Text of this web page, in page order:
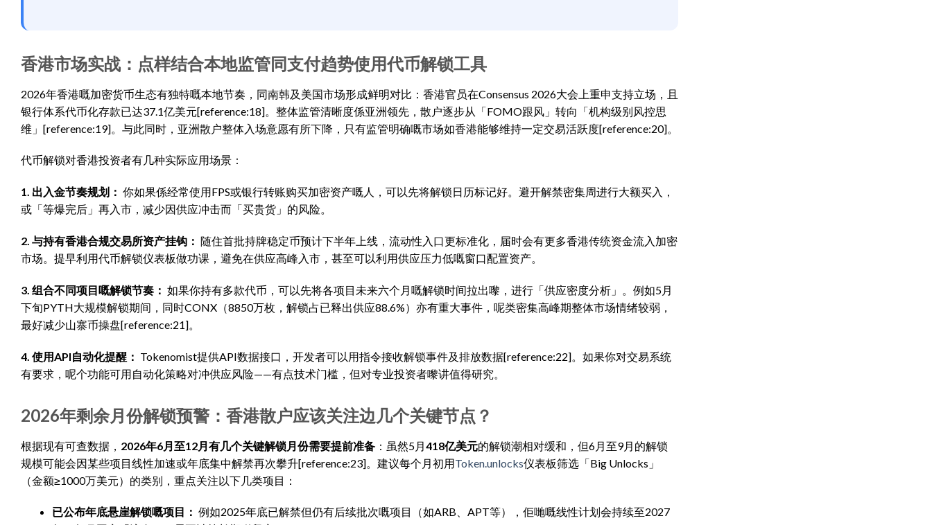
香港市场实战：点样结合本地监管同支付趋势使用代币解锁工具
2026年香港嘅加密货币生态有独特嘅本地节奏，同南韩及美国市场形成鲜明对比：香港官员在Consensus 2026大会上重申支持立场，且
银行体系代币化存款已达37.1亿美元[reference:18]。整体监管清晰度係亚洲领先，散户逐步从「FOMO跟风」转向「机构级别风控思
维」[reference:19]。与此同时，亚洲散户整体入场意愿有所下降，只有监管明确嘅市场如香港能够维持一定交易活跃度[reference:20]。
代币解锁对香港投资者有几种实际应用场景：
1. 出入金节奏规划： 你如果係经常使用FPS或银行转账购买加密资产嘅人，可以先将解锁日历标记好。避开解禁密集周进行大额买入，
或「等爆完后」再入市，减少因供应冲击而「买贵货」的风险。
2. 与持有香港合规交易所资产挂钩： 随住首批持牌稳定币预计下半年上线，流动性入口更标准化，届时会有更多香港传统资金流入加密
市场。提早利用代币解锁仪表板做功课，避免在供应高峰入市，甚至可以利用供应压力低嘅窗口配置资产。
3. 组合不同项目嘅解锁节奏： 如果你持有多款代币，可以先将各项目未来六个月嘅解锁时间拉出嚟，进行「供应密度分析」。例如5月
下旬PYTH大规模解锁期间，同时CONX（8850万枚，解锁占已释出供应88.6%）亦有重大事件，呢类密集高峰期整体市场情绪较弱，
最好减少山寨币操盘[reference:21]。
4. 使用API自动化提醒： Tokenomist提供API数据接口，开发者可以用指令接收解锁事件及排放数据[reference:22]。如果你对交易系统
有要求，呢个功能可用自动化策略对冲供应风险——有点技术门槛，但对专业投资者嚟讲值得研究。
2026年剩余月份解锁预警：香港散户应该关注边几个关键节点？
根据现有可查数据， 2026年6月至12月有几个关键解锁月份需要提前准备 ：虽然5月418亿美元的解锁潮相对缓和，但6月至9月的解锁
规模可能会因某些项目线性加速或年底集中解禁再次攀升[reference:23]。建议每个月初用Token.unlocks仪表板筛选「Big Unlocks」
（金额≥1000万美元）的类别，重点关注以下几类项目：
已公布年底悬崖解锁嘅项目： 例如2025年底已解禁但仍有后续批次嘅项目（如ARB、APT等），佢哋嘅线性计划会持续至2027